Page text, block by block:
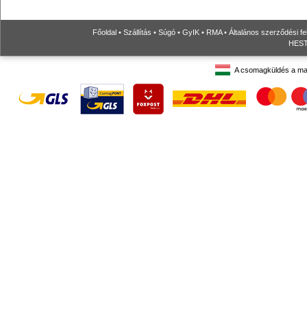
Főoldal • Szállítás • Súgó • GyIK • RMA• Általános szerződési
A csomagküldés a